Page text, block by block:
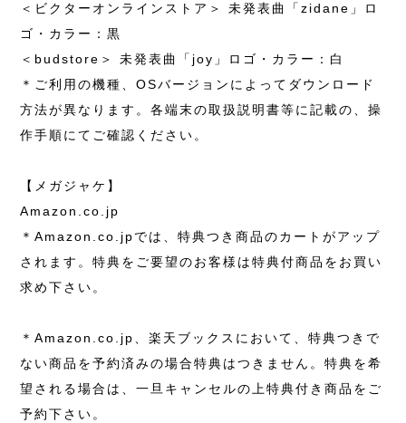
＜ビクターオンラインストア＞ 未発表曲「zidane」ロ
ゴ・カラー：黒
＜budstore＞ 未発表曲「joy」ロゴ・カラー：白
＊ご利用の機種、OSバージョンによってダウンロード
方法が異なります。各端末の取扱説明書等に記載の、操
作手順にてご確認ください。
【メガジャケ】
Amazon.co.jp
＊Amazon.co.jpでは、特典つき商品のカートがアップ
されます。特典をご要望のお客様は特典付商品をお買い
求め下さい。
＊Amazon.co.jp、楽天ブックスにおいて、特典つきで
ない商品を予約済みの場合特典はつきません。特典を希
望される場合は、一旦キャンセルの上特典付き商品をご
予約下さい。